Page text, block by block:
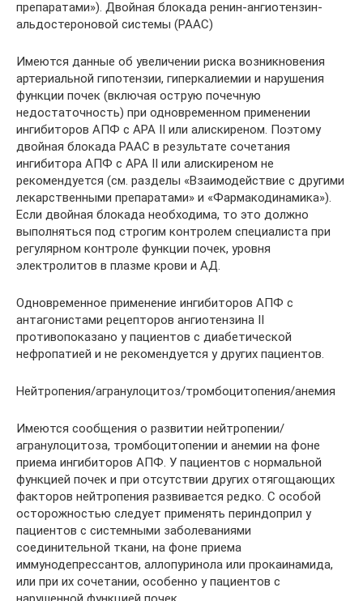
препаратами»). Двойная блокада ренин-ангиотензин-
альдостероновой системы (РААС)
Имеются данные об увеличении риска возникновения
артериальной гипотензии, гиперкалиемии и нарушения
функции почек (включая острую почечную
недостаточность) при одновременном применении
ингибиторов АПФ с АРА II или алискиреном. Поэтому
двойная блокада РААС в результате сочетания
ингибитора АПФ с АРА II или алискиреном не
рекомендуется (см. разделы «Взаимодействие с другими
лекарственными препаратами» и «Фармакодинамика»).
Если двойная блокада необходима, то это должно
выполняться под строгим контролем специалиста при
регулярном контроле функции почек, уровня
электролитов в плазме крови и АД.
Одновременное применение ингибиторов АПФ с
антагонистами рецепторов ангиотензина II
противопоказано у пациентов с диабетической
нефропатией и не рекомендуется у других пациентов.
Нейтропения/агранулоцитоз/тромбоцитопения/анемия
Имеются сообщения о развитии нейтропении/
агранулоцитоза, тромбоцитопении и анемии на фоне
приема ингибиторов АПФ. У пациентов с нормальной
функцией почек и при отсутствии других отягощающих
факторов нейтропения развивается редко. С особой
осторожностью следует применять периндоприл у
пациентов с системными заболеваниями
соединительной ткани, на фоне приема
иммунодепрессантов, аллопуринола или прокаинамида,
или при их сочетании, особенно у пациентов с